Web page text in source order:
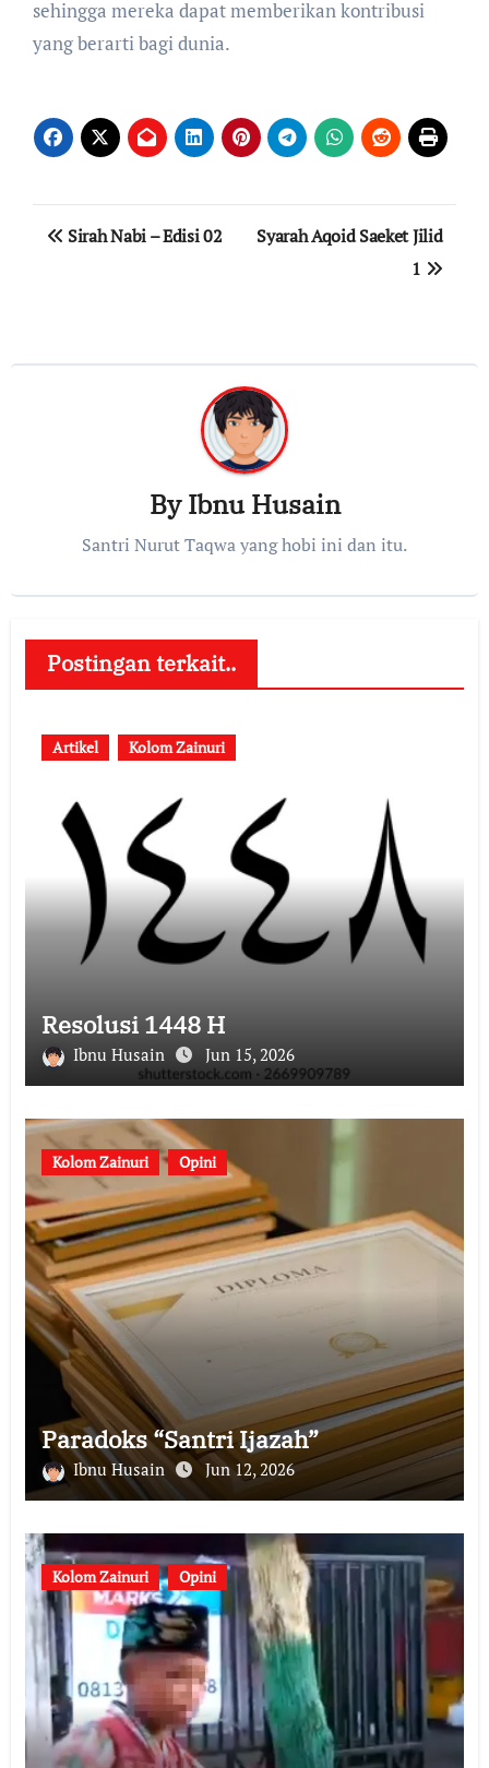
sehingga mereka dapat memberikan kontribusi
yang berarti bagi dunia.
Navigasi
Sirah Nabi – Edisi 02
Syarah Aqoid Saeket Jilid
1
ByIbnu Husain
Santri Nurut Taqwa yang hobi ini dan itu.
Postingan terkait..
Artikel Kolom Zainuri
Resolusi 1448 H
Ibnu Husain Jun 15, 2026
Kolom Zainuri Opini
Paradoks “Santri Ijazah”
Ibnu Husain Jun 12, 2026
Kolom Zainuri Opini